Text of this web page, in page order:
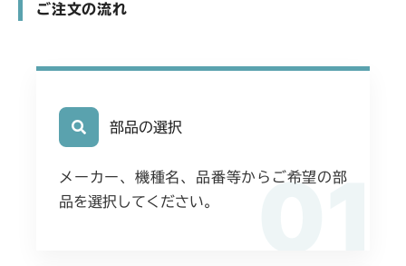
ご注文の流れ
01
部品の選択
メーカー、機種名、品番等からご希望の部
品を選択してください。